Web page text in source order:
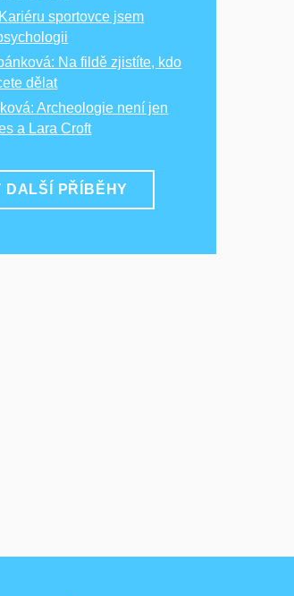
sportovce jsem
Na fildě zjistíte, kdo
dělat
Archeologie není jen
a Lara Croft
DALŠÍ PŘÍBĚHY